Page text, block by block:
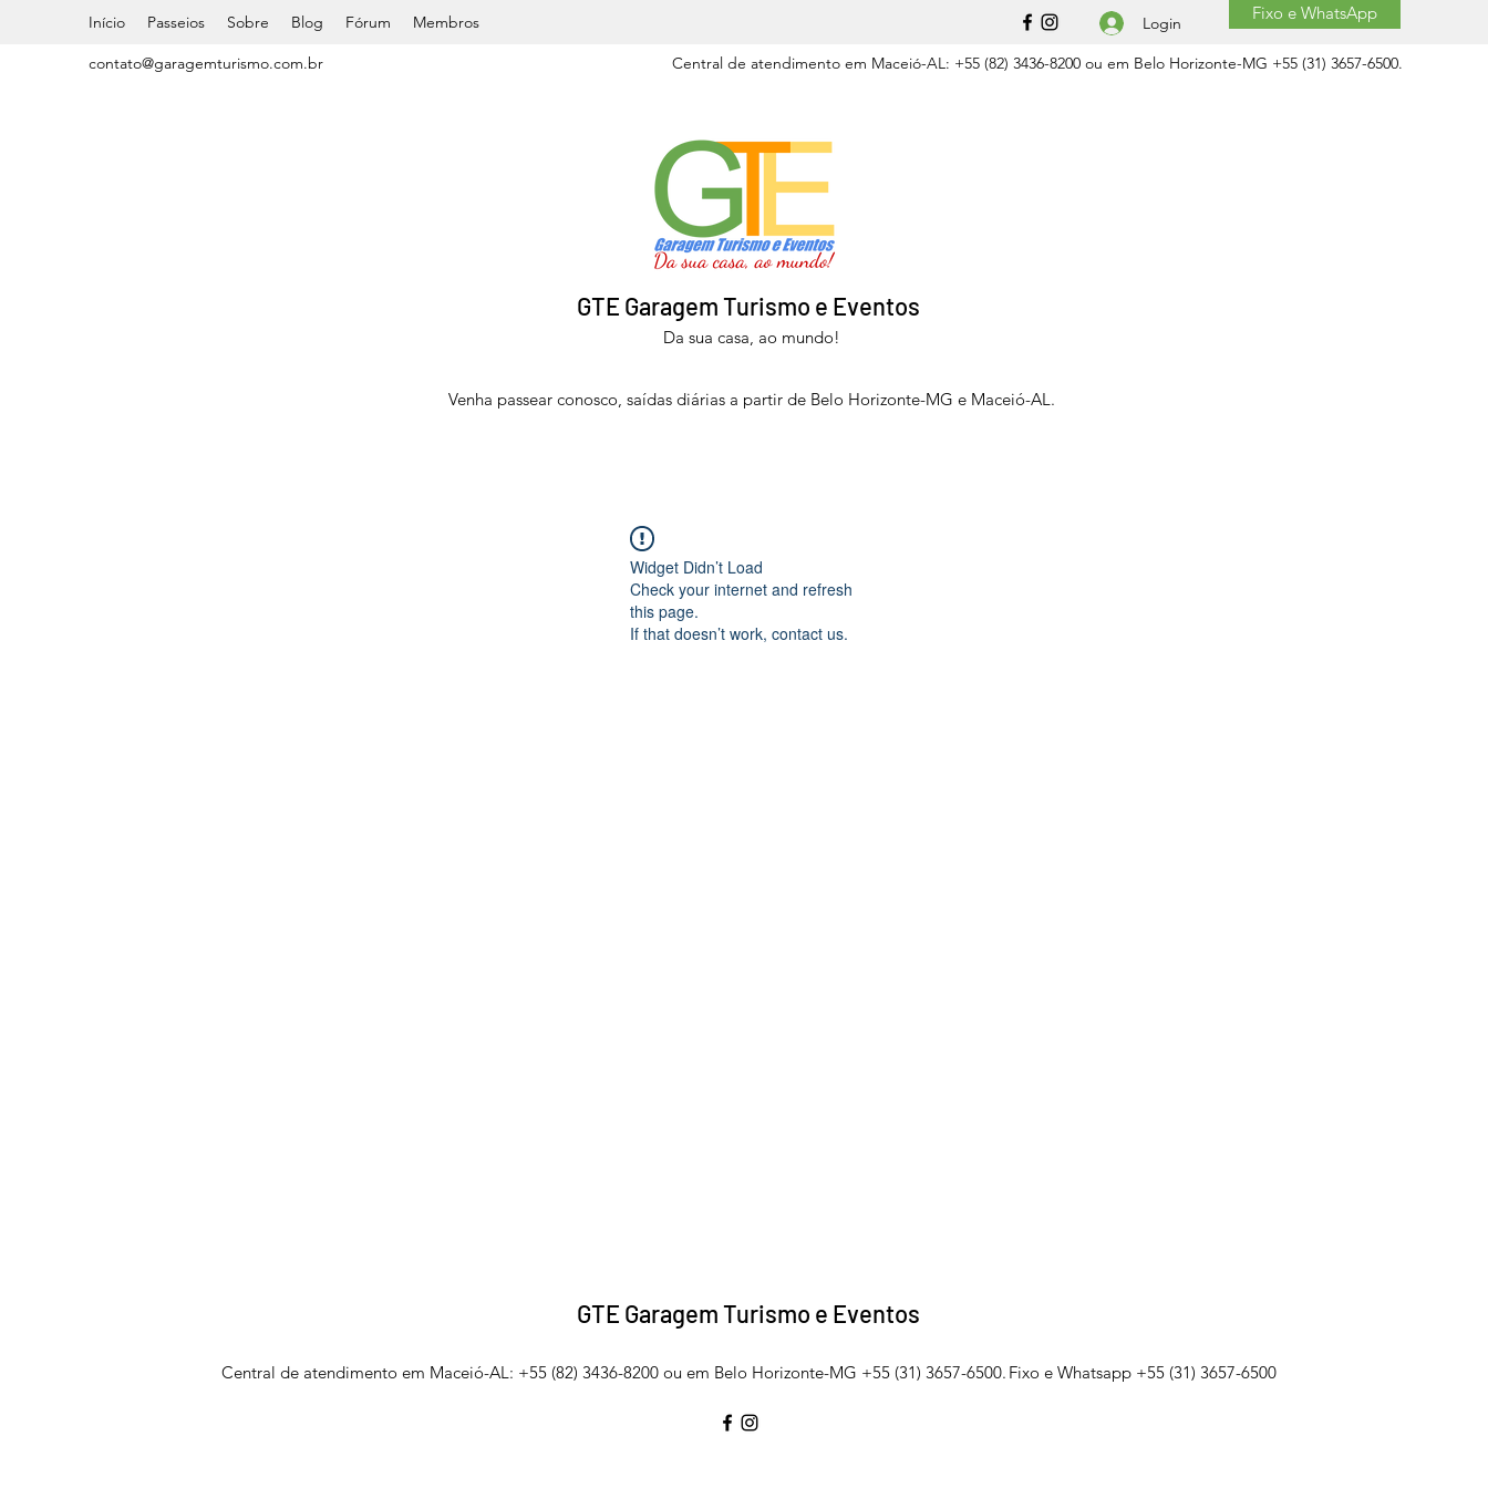
Início Passeios Sobre Blog Fórum Membros Login Fixo e WhatsApp
contato@garagemturismo.com.br Central de atendimento em Maceió-AL: +55 (82) 3436-8200 ou em Belo Horizonte-MG +55 (31) 3657-6500.
GTE Garagem Turismo e Eventos
Da sua casa, ao mundo!
Venha passear conosco, saídas diárias a partir de Belo Horizonte-MG e Maceió-AL.
Widget Didn’t Load
Check your internet and refresh
this page.
If that doesn’t work, contact us.
GTE Garagem Turismo e Eventos
Central de atendimento em Maceió-AL: +55 (82) 3436-8200 ou em Belo Horizonte-MG +55 (31) 3657-6500. Fixo e Whatsapp +55 (31) 3657-6500